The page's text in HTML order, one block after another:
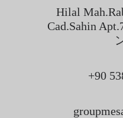
Hilal
Cad.Sahin
+90